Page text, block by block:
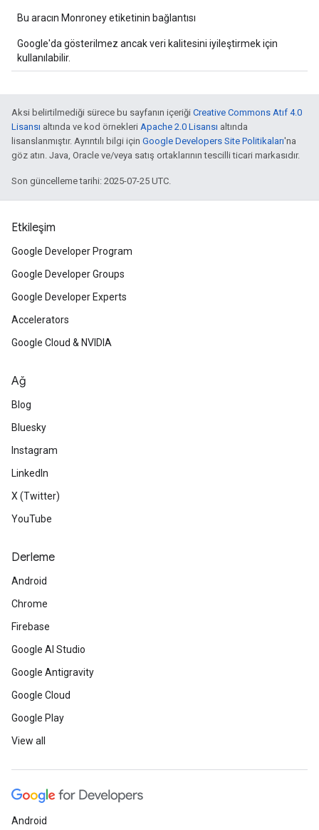
Bu aracın Monroney etiketinin bağlantısı
Google'da gösterilmez ancak veri kalitesini iyileştirmek için
kullanılabilir.
Aksi belirtilmediği sürece bu sayfanın içeriği Creative Commons Atıf 4.0
Lisansı altında ve kod örnekleri Apache 2.0 Lisansı altında
lisanslanmıştır. Ayrıntılı bilgi için Google Developers Site Politikaları'na
göz atın. Java, Oracle ve/veya satış ortaklarının tescilli ticari markasıdır.
Son güncelleme tarihi: 2025-07-25 UTC.
Etkileşim
Google Developer Program
Google Developer Groups
Google Developer Experts
Accelerators
Google Cloud & NVIDIA
Ağ
Blog
Bluesky
Instagram
LinkedIn
X (Twitter)
YouTube
Derleme
Android
Chrome
Firebase
Google AI Studio
Google Antigravity
Google Cloud
Google Play
View all
Android